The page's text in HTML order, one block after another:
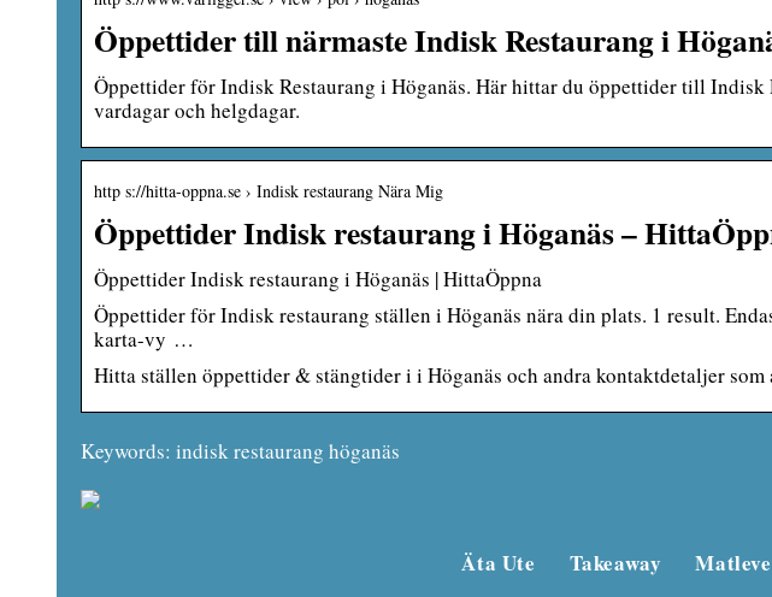
Öppettider till närmaste Indisk Restaurang i
Öppettider för Indisk Restaurang i Höganäs. Här hittar du öppettider till Indisk
vardagar och helgdagar.
http s://hitta-oppna.se › Indisk restaurang Nära Mig
Öppettider Indisk restaurang i Höganäs –
Öppettider Indisk restaurang i Höganäs | HittaÖppna
Öppettider för Indisk restaurang ställen i Höganäs nära din plats. 1 result.
karta-vy …
Hitta ställen öppettider & stängtider i i Höganäs och andra kontaktdetaljer som
Keywords: indisk restaurang höganäs
Äta Ute Takeaway